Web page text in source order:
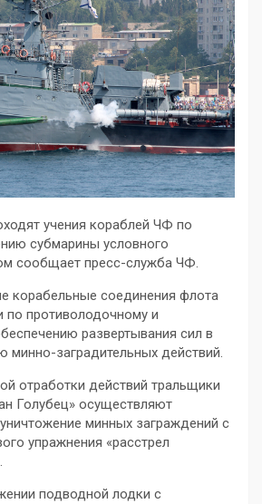
учения кораблей ЧФ по
субмарины условного
сообщает пресс-служба ЧФ.
корабельные соединения флота
противолодочному и
развертывания сил в
минно-заградительных действий.
отработки действий тральщики
Голубец» осуществляют
минных заграждений с
упражнения «расстрел
подводной лодки с